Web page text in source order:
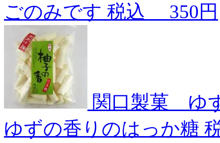
ごのみです 税込 350円
関口製菓 ゆ
ゆずの香りのはっか糖